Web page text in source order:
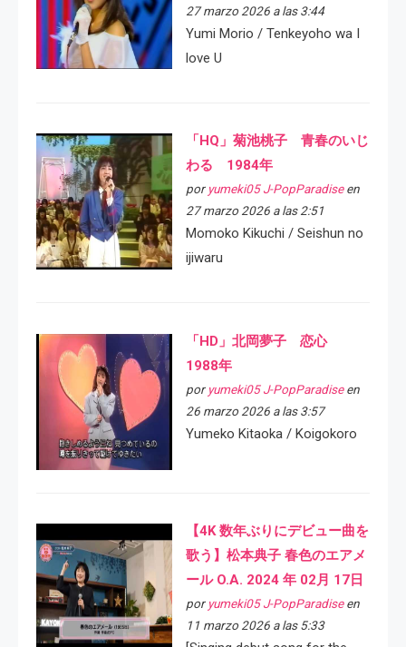
27 marzo 2026 a las 3:44
Yumi Morio / Tenkeyoho wa I
love U
「HQ」菊池桃子 青春のいじ
わる 1984年
por yumeki05 J-PopParadiseen
27 marzo 2026 a las 2:51
Momoko Kikuchi / Seishun no
ijiwaru
「HD」北岡夢子 恋心
1988年
por yumeki05 J-PopParadiseen
26 marzo 2026 a las 3:57
Yumeko Kitaoka / Koigokoro
【4K 数年ぶりにデビュー曲を
歌う】松本典子 春色のエアメ
ール O.A. 2024 年 02月 17日
por yumeki05 J-PopParadiseen
11 marzo 2026 a las 5:33